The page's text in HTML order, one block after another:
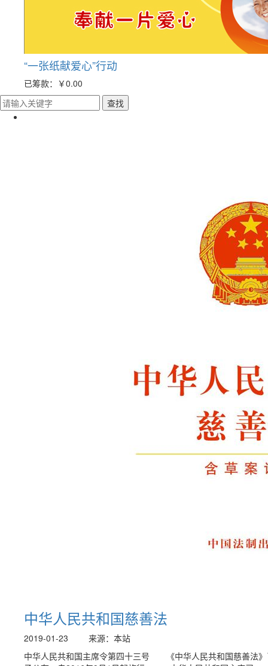
“一张纸献爱心”行动
已筹款： ￥0.00
中华人民共和国慈善法
2019-01-23
来源：本站
中华人民共和国主席令第四十三号 《中华人民共和国慈善法》